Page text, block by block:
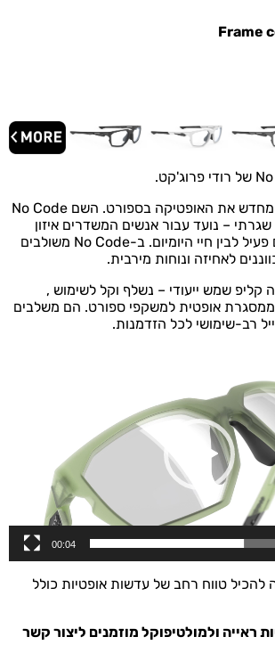
Frame
משקפיים שמגדירים מחדש את האופטיקה בספורט. ​השם No Code
– נועד עבור אנשים המשדרים איזון
מושלם בין אורח חיים פעיל לבין חיי היומיום. ב-No Code משולבים
לאחיזה ונוחות מירבית.
קליפ שמש ייעודי – נשלף וקל לשימוש ,
ממסגרת אופטית למשקפי ספורט. הם משלבים
רב-שימושי לכל הזדמנות.
00:04
להכיל טווח רחב של עדשות אופטיות כולל
ראייה ולמולטיפוקל מוזמנים ליצור קשר